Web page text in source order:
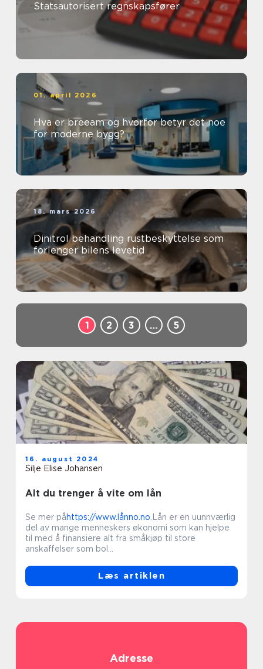
Statsautorisert regnskapsfører
01. april 2026
Hva er breeam og hvorfor betyr det noe
for moderne bygg?
18. mars 2026
Dinitrol behandling rustbeskyttelse som
forlenger bilens levetid
1 2 3 … 5
Alt du trenger å vite om lån
16. august 2024
Silje Elise Johansen
Se mer påhttps://www.lånno.no .Lån er en uunnværlig
del av mange menneskers økonomi som kan hjelpe
til med å finansiere alt fra småkjøp til store
anskaffelser som bol...
Læs artiklen
Adresse